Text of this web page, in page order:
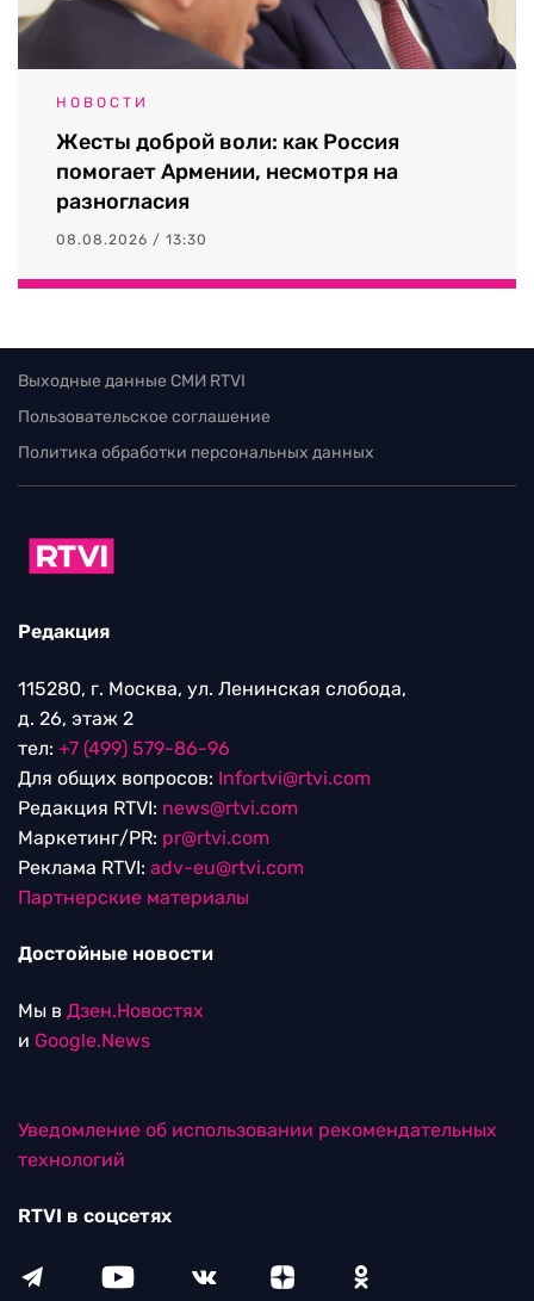
НОВОСТИ
Жесты доброй воли: как Россия
помогает Армении, несмотря на
разногласия
08.08.2026 / 13:30
Выходные данные СМИ RTVI
Пользовательское соглашение
Политика обработки персональных данных
Редакция
115280, г. Москва, ул. Ленинская слобода,
д. 26, этаж 2
тел: +7 (499) 579-86-96
Для общих вопросов: Infortvi@rtvi.com
Редакция RTVI: news@rtvi.com
Маркетинг/PR: pr@rtvi.com
Реклама RTVI: adv-eu@rtvi.com
Партнерские материалы
Достойные новости
Мы в Дзен.Новостях
и Google.News
Уведомление об использовании рекомендательных
технологий
RTVI в соцсетях